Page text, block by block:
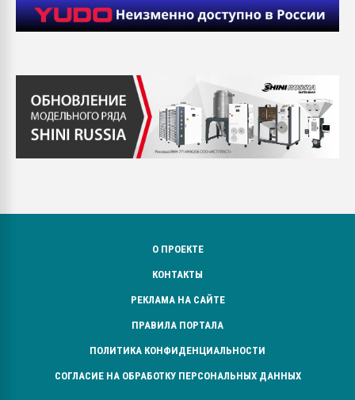
О ПРОЕКТЕ
КОНТАКТЫ
РЕКЛАМА НА САЙТЕ
ПРАВИЛА ПОРТАЛА
ПОЛИТИКА КОНФИДЕНЦИАЛЬНОСТИ
СОГЛАСИЕ НА ОБРАБОТКУ ПЕРСОНАЛЬНЫХ ДАННЫХ